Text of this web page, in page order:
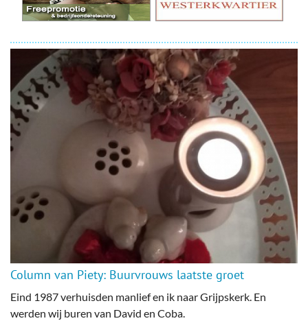
Column van Piety: Buurvrouws laatste groet
Eind 1987 verhuisden manlief en ik naar Grijpskerk. En
werden wij buren van David en Coba.